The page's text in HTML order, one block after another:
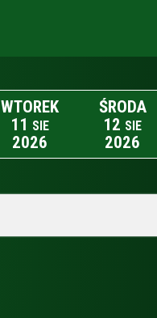
WTOREK
11 SIE
2026
ŚRODA
12 SIE
2026